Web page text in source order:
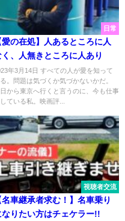
日常
愛の在処】人あるところに人
く、人無きところに人あり
年3月14日 すべての人が愛を知って
。問題は気づくか気づかないかだ。
から東京へ行くと言うのに、今も仕事
ている私。映画評...
視聴者交流
名車継承者求む！】名車乗り
なりたい方はチェケラー!!